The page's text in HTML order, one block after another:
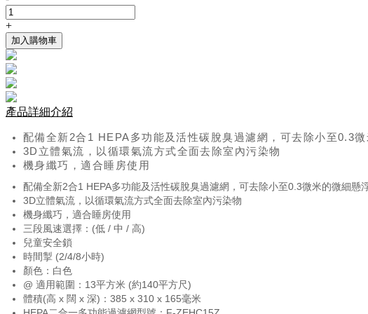
+
加入購物車
產品詳細介紹
配備全新2合1 HEPA多功能及活性碳脫臭過濾網，可去除小至0.3
3D立體氣流，以循環氣流方式全面去除室內污染物
機身纖巧，適合睡房使用
配備全新2合1 HEPA多功能及活性碳脫臭過濾網，可去除小至0.3微米的微細懸
3D立體氣流，以循環氣流方式全面去除室內污染物
機身纖巧，適合睡房使用
三段風速選擇：(低 / 中 / 高)
兒童安全鎖
時間掣 (2/4/8小時)
顏色：白色
@ 適用範圍：13平方米 (約140平方尺)
體積(高 x 闊 x 深)：385 x 310 x 165毫米